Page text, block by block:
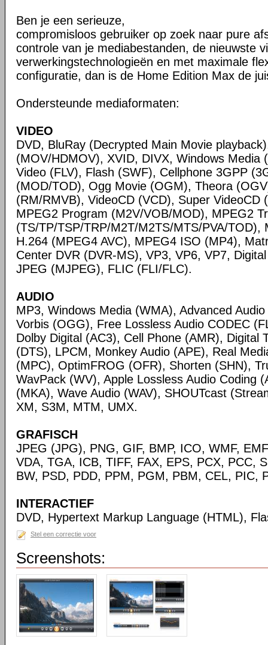
Ben je een serieuze,
compromisloos gebruiker op zoek naar pure
controle van je mediabestanden, de nieuwste
verwerkingstechnologieën en met maximale
configuratie, dan is de Home Edition Max de
Ondersteunde mediaformaten:
VIDEO
DVD, BluRay (Decrypted Main Movie
(MOV/HDMOV), XVID, DIVX, Windows Media
Video (FLV), Flash (SWF), Cellphone 3GPP
(MOD/TOD), Ogg Movie (OGM), Theora
(RM/RMVB), VideoCD (VCD), Super VideoCD
MPEG2 Program (M2V/VOB/MOD), MPEG2
(TS/TP/TSP/TRP/M2T/M2TS/MTS/PVA/TOD),
H.264 (MPEG4 AVC), MPEG4 ISO (MP4),
Center DVR (DVR-MS), VP3, VP6, VP7,
JPEG (MJPEG), FLIC (FLI/FLC).
AUDIO
MP3, Windows Media (WMA), Advanced
Vorbis (OGG), Free Lossless Audio CODEC
Dolby Digital (AC3), Cell Phone (AMR), Digital
(DTS), LPCM, Monkey Audio (APE), Real
(MPC), OptimFROG (OFR), Shorten (SHN),
WavPack (WV), Apple Lossless Audio Coding
(MKA), Wave Audio (WAV), SHOUTcast
XM, S3M, MTM, UMX.
GRAFISCH
JPEG (JPG), PNG, GIF, BMP, ICO, WMF,
VDA, TGA, ICB, TIFF, FAX, EPS, PCX, PCC,
BW, PSD, PDD, PPM, PGM, PBM, CEL, PIC,
INTERACTIEF
DVD, Hypertext Markup Language (HTML),
Stel een correctie voor
Screenshots: